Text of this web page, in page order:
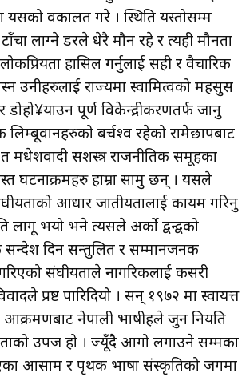
यसको वकालत गरे । स्थिति यस्तोसम्म
टाँचा लाग्ने डरले धेरै मौन रहे र त्यही मौनता
हासिल गर्नुलाई सही र वैचारिक
उनीहरुलाई राज्यमा स्वामित्वको महसुस
पूर्ण विकेन्द्रीकरणतर्फ जानु
बर्चश्व रहेको रामेछापबाट
मधेशवादी सशस्त्र राजनीतिक समूहका
घटनाक्रमहरु हाम्रा सामु छन् । यसले
आधार जातीयतालाई कायम गरिनु
भयो भने त्यसले अर्को द्वन्द्वको
सन्देश दिन सन्तुलित र सम्मानजनक
संघीयताले नागरिकलाई कसरी
प्रष्ट पारिदियो । सन् १९७२ मा स्वायत्त
आक्रमणबाट नेपाली भाषीहरूले जुन नियति
उपज हो । ज्यूँदै आगो लगाउने सम्मका
आसाम र पृथक भाषा संस्कृतिको जगमा